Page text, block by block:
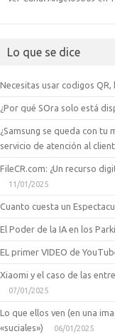
Lo que se dice
Necesitas usar codigos
¿Por qué SOra solo está
¿Samsung se queda con tu
servicio de atención al
FileCR.com: ¿Un recurso
11/01/2025
Cuanto cuesta un
El Poder de la IA en los
EL primer VIDEO de
Xiaomi y el caso de las
07/01/2025
Lo que ellos ven (en una
«suciales»)
06/01/2025